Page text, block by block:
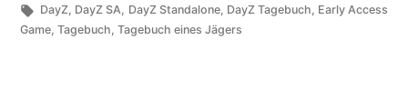
aufunter
Schlagwörter:
DayZ DayZ SA DayZ Standalone, DayZ Tagebuch Early Access
Game Tagebuch Tagebuch eines Jägers